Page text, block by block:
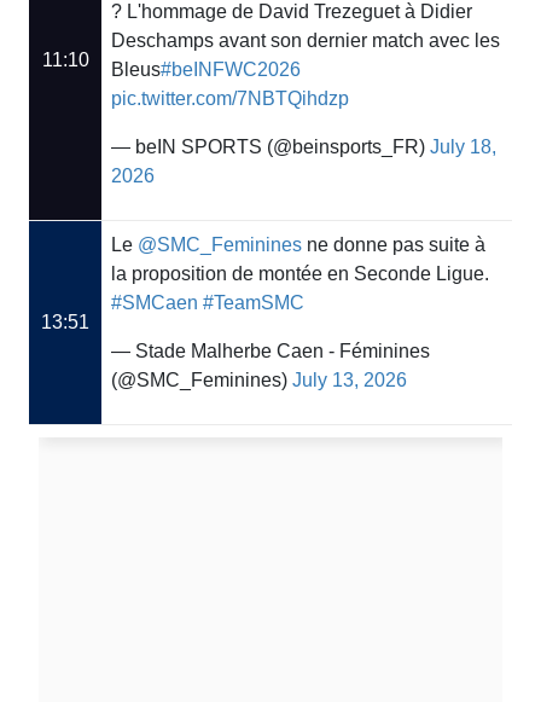
11:10
?️ L'hommage de David Trezeguet à Didier
Deschamps avant son dernier match avec les
Bleus#beINFWC2026
pic.twitter.com/7NBTQihdzp
— beIN SPORTS (@beinsports_FR) July 18,
2026
13:51
Le @SMC_Feminines ne donne pas suite à
la proposition de montée en Seconde Ligue.
#SMCaen #TeamSMC
— Stade Malherbe Caen - Féminines
(@SMC_Feminines) July 13, 2026